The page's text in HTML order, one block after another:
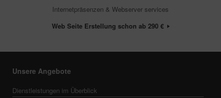
Internetpräsenzen & Webserver services
Web Seite Erstellung schon ab 290 €
Unsere Angebote
Dienstleistungen im Überblick